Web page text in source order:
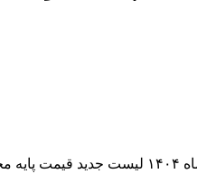
شرکت زامیاد در دی‌ماه